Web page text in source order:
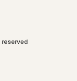
reserved